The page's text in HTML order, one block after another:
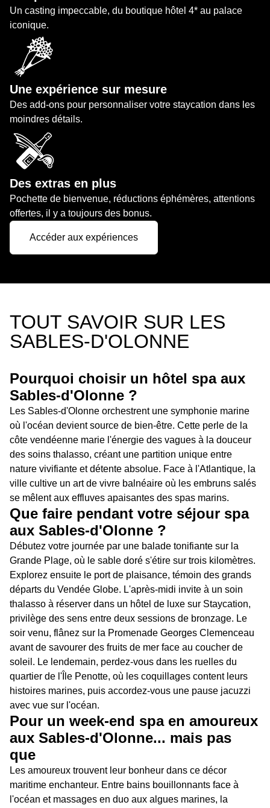
Un casting impeccable, du boutique hôtel 4* au palace
iconique.
Une expérience sur mesure
Des add-ons pour personnaliser votre staycation dans les
moindres détails.
Des extras en plus
Pochette de bienvenue, réductions éphémères, attentions
offertes, il y a toujours des bonus.
Accéder aux expériences
TOUT SAVOIR SUR LES
SABLES-D'OLONNE
Pourquoi choisir un hôtel spa aux
Sables-d'Olonne ?
Les Sables-d'Olonne orchestrent une symphonie marine
où l'océan devient source de bien-être. Cette perle de la
côte vendéenne marie l'énergie des vagues à la douceur
des soins thalasso, créant une partition unique entre
nature vivifiante et détente absolue. Face à l'Atlantique, la
ville cultive un art de vivre balnéaire où les embruns salés
se mêlent aux effluves apaisantes des spas marins.
Que faire pendant votre séjour spa
aux Sables-d'Olonne ?
Débutez votre journée par une balade tonifiante sur la
Grande Plage, où le sable doré s'étire sur trois kilomètres.
Explorez ensuite le port de plaisance, témoin des grands
départs du Vendée Globe. L'après-midi invite à un soin
thalasso à réserver dans un hôtel de luxe sur Staycation,
privilège des sens entre deux sessions de bronzage. Le
soir venu, flânez sur la Promenade Georges Clemenceau
avant de savourer des fruits de mer face au coucher de
soleil. Le lendemain, perdez-vous dans les ruelles du
quartier de l'Île Penotte, où les coquillages content leurs
histoires marines, puis accordez-vous une pause jacuzzi
avec vue sur l'océan.
Pour un week-end spa en amoureux
aux Sables-d'Olonne... mais pas
que
Les amoureux trouvent leur bonheur dans ce décor
maritime enchanteur. Entre bains bouillonnants face à
l'océan et massages en duo aux algues marines, la